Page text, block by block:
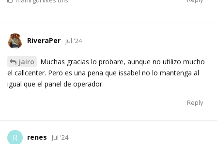
RiveraPer Jul '24
jairo
Muchas gracias lo probare, aunque no utilizo mucho
el callcenter. Pero es una pena que issabel no lo mantenga al
igual que el panel de operador.
Reply
R renes Jul '24